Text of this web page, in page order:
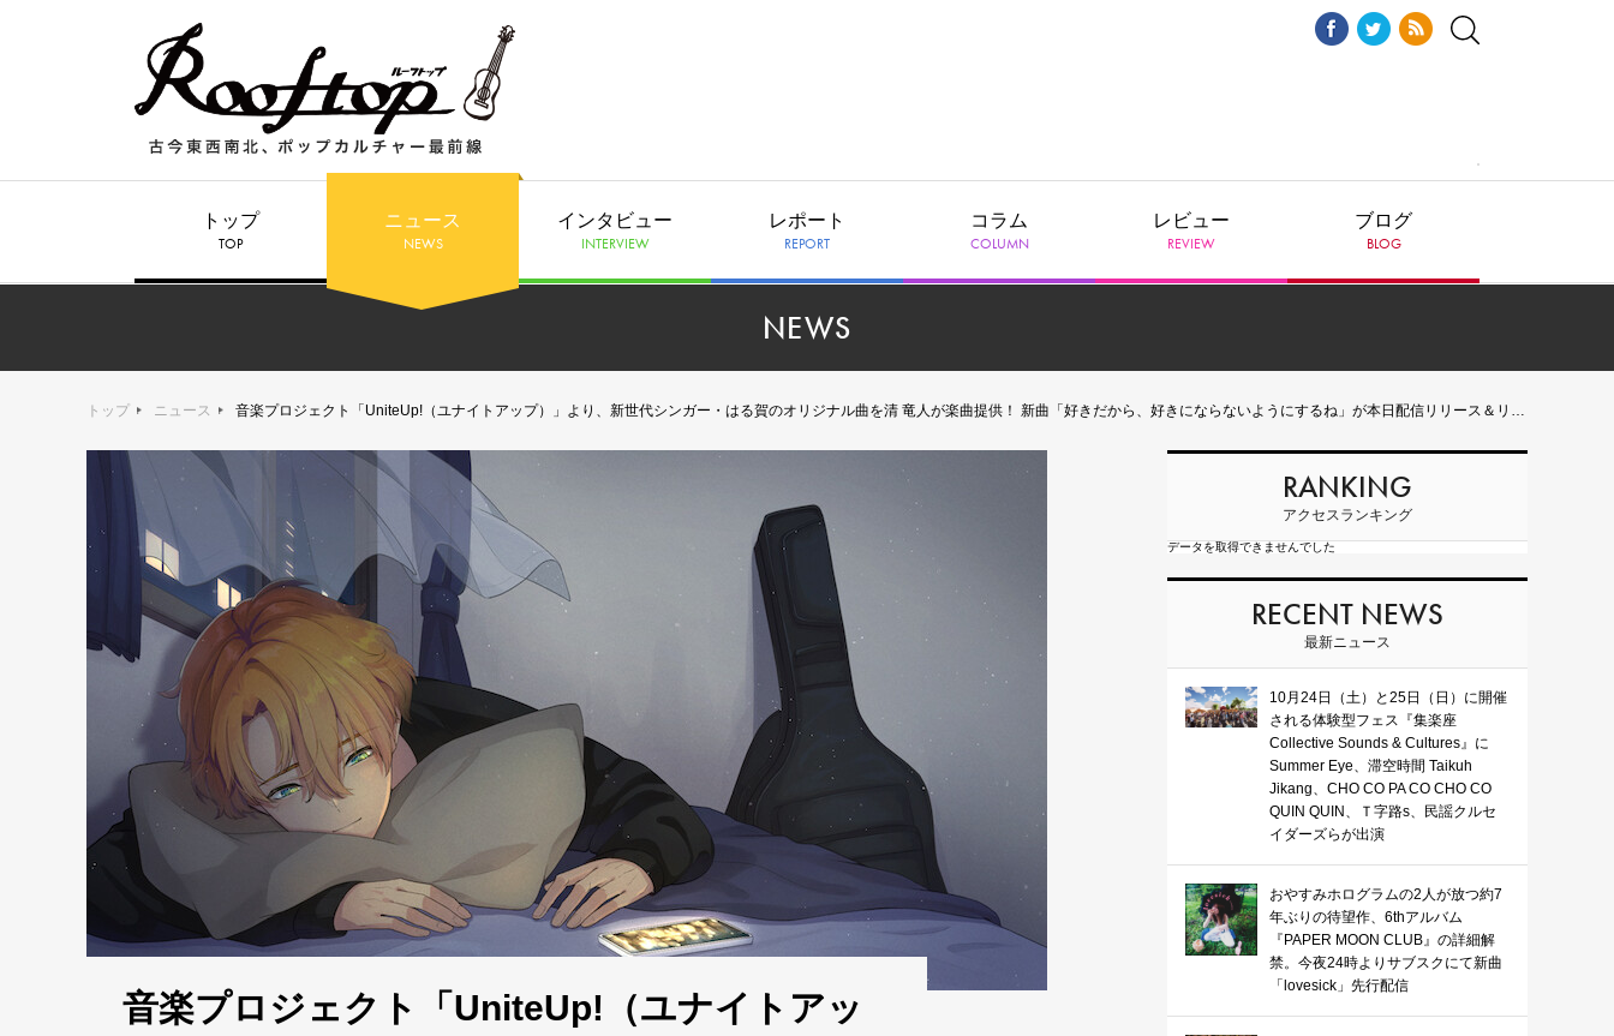
トップ
TOP
ニュース
NEWS
インタビュー
INTERVIEW
レポート
REPORT
コラム
COLUMN
レビュー
REVIEW
ブログ
BLOG
NEWS
トップ ニュース 音楽プロジェクト「UniteUp!（ユナイトアップ）」より、新世代シンガー・はる賀のオリジナル曲を清 竜人が楽曲提供！ 新曲「好きだから、好きにならないようにするね」が本日配信リリース＆リリックビデオ公開に
音楽プロジェクト「UniteUp!（ユナイトアッ
RANKING
アクセスランキング
データを取得できませんでした
RECENT NEWS
最新ニュース
10月24日（土）と25日（日）に開催
される体験型フェス『集楽座
Collective Sounds & Cultures』に
Summer Eye、滞空時間 Taikuh
Jikang、CHO CO PA CO CHO CO
QUIN QUIN、Ｔ字路s、民謡クルセ
イダーズらが出演
おやすみホログラムの2人が放つ約7
年ぶりの待望作、6thアルバム
『PAPER MOON CLUB』の詳細解
禁。今夜24時よりサブスクにて新曲
「lovesick」先行配信